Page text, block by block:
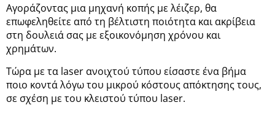
Αγοράζοντας μια μηχανή κοπής με λέιζερ, θα
επωφεληθείτε από τη βέλτιστη ποιότητα και ακρίβεια
στη δουλειά σας με εξοικονόμηση χρόνου και
χρημάτων.
Τώρα με τα laser ανοιχτού τύπου είσαστε ένα βήμα
ποιο κοντά λόγω του μικρού κόστους απόκτησης τους,
σε σχέση με του κλειστού τύπου laser.